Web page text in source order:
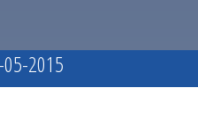
05-2015